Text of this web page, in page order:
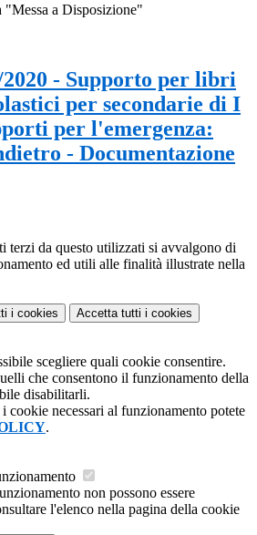
a Disposizione"
2020 - Supporto per libri
per secondarie di I
per l'emergenza:
- Documentazione
terzi da questo utilizzati si avvalgono di
ed utili alle finalità illustrate nella
i cookies Accetta tutti i cookies
scegliere quali cookie consentire.
che consentono il funzionamento della
disabilitarli.
cookie necessari al funzionamento potete
.
non possono essere
l'elenco nella pagina della cookie